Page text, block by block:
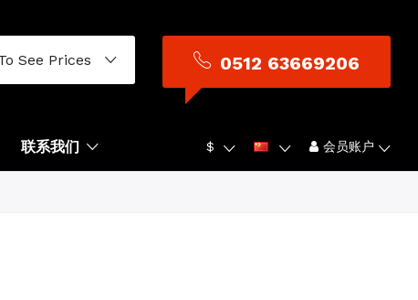
联系我们 $ 会员账户
See Prices 0512 63669206